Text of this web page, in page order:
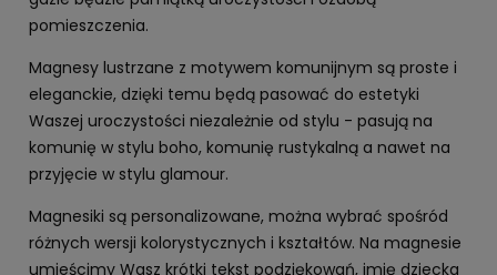
pomieszczenia.
Magnesy lustrzane z motywem komunijnym są proste i
eleganckie, dzięki temu będą pasować do estetyki
Waszej uroczystości niezależnie od stylu - pasują na
komunię w stylu boho, komunię rustykalną a nawet na
przyjęcie w stylu glamour.
Magnesiki są personalizowane, można wybrać spośród
różnych wersji kolorystycznych i kształtów. Na magnesie
umieścimy Wasz krótki tekst podziękowań, imię dziecka